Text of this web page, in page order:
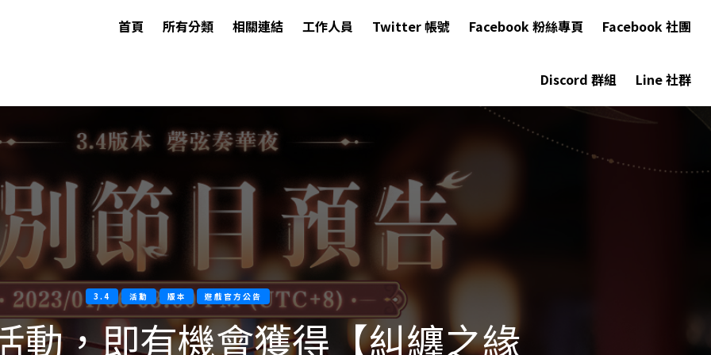
首頁 所有分類 相關連結 工作人員 Twitter 帳號 Facebook 粉絲專頁 Facebook 社團
Discord 群組 Line 社群
3.4 活動 版本 遊戲官方公告
動，即有機會獲得【糾纏之緣